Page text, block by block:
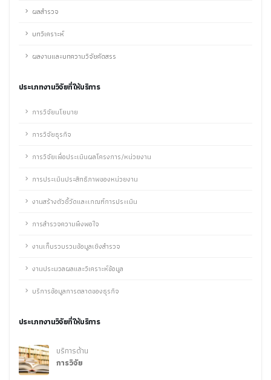
ผลสำรวจ
บทวิเคราะห์
ผลงานและบทความวิจัยคัดสรร
ประเภทงานวิจัยที่ให้บริการ
การวิจัยนโยบาย
การวิจัยธุรกิจ
การวิจัยเพื่อประเมินผลโครงการ/หน่วยงาน
การประเมินประสิทธิภาพของหน่วยงาน
งานสร้างตัวชี้วัดและเกณฑ์การประเมิน
การสำรวจความพึงพอใจ
งานเก็บรวบรวมข้อมูลเชิงสำรวจ
งานประมวลผลและวิเคราะห์ข้อมูล
บริการข้อมูลการตลาดของธุรกิจ
ประเภทงานวิจัยที่ให้บริการ
บริการด้าน
การวิจัย